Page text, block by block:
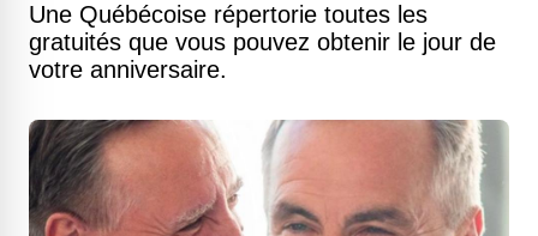
Une Québécoise répertorie toutes les
gratuités que vous pouvez obtenir le jour de
votre anniversaire.